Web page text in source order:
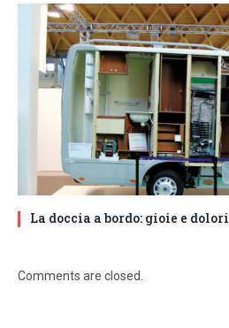
La doccia a bordo: gioie e dolori
Comments are closed.